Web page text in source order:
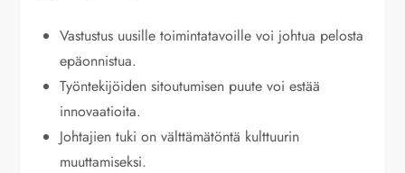
Vastustus uusille toimintatavoille voi johtua pelosta
epäonnistua.
Työntekijöiden sitoutumisen puute voi estää
innovaatioita.
Johtajien tuki on välttämätöntä kulttuurin
muuttamiseksi.